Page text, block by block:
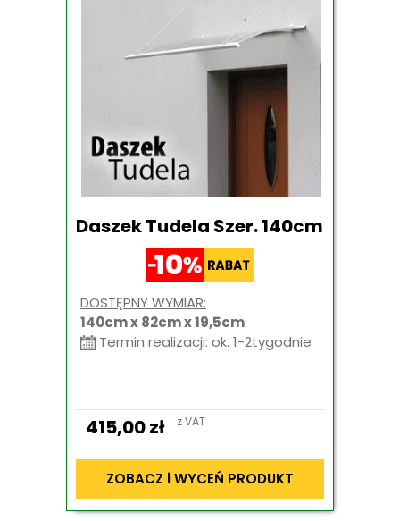
Daszek Tudela Szer. 140cm
DOSTĘPNY WYMIAR:
140cm x 82cm x 19,5cm
Termin realizacji: ok. 1-2tygodnie
415,00zł z VAT
ZOBACZ i WYCEŃ PRODUKT